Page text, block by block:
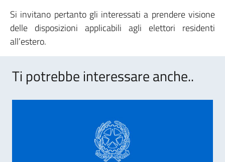
Si invitano pertanto gli interessati a prendere visione
delle disposizioni applicabili agli elettori residenti
all’estero.
Ti potrebbe interessare anche..